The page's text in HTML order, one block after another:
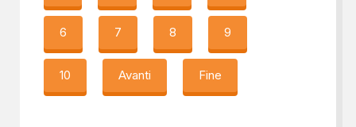
6 7 8 9
10 Avanti Fine